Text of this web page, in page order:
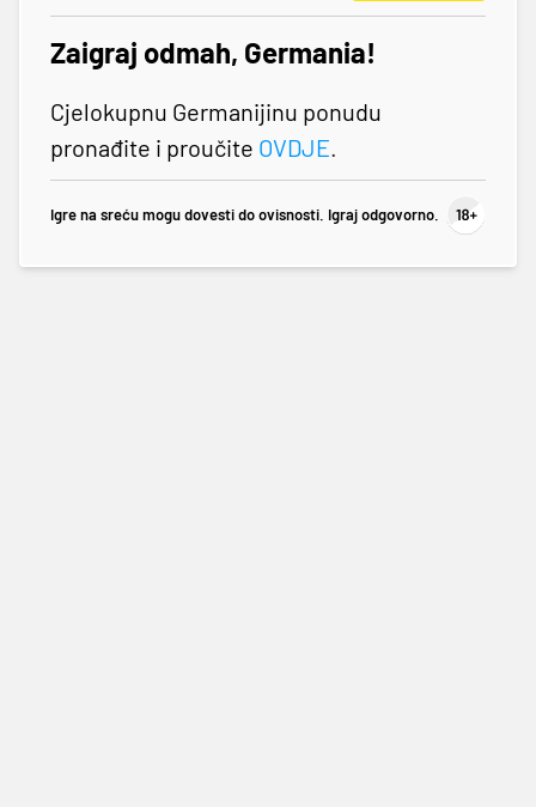
Zaigraj odmah, Germania!
Cjelokupnu Germanijinu ponudu
pronađite i proučite OVDJE.
Igre na sreću mogu dovesti do ovisnosti. Igraj odgovorno.